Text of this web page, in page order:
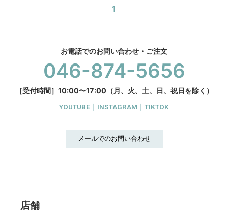
1
お電話でのお問い合わせ・ご注文
046-874-5656
［受付時間］10:00〜17:00（月、火、土、日、祝日を除く）
YOUTUBE INSTAGRAM TIKTOK
メールでのお問い合わせ
店舗